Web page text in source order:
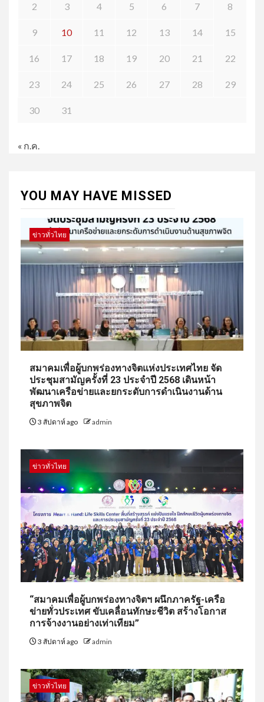
2 3 4 5 6 7 8
9 10 11 12 13 14 15
16 17 18 19 20 21 22
23 24 25 26 27 28 29
30 31
« ก.ค.
YOU MAY HAVE MISSED
ข่าวทั่วไทย
สมาคมเพื่อผู้บกพร่องทางจิตแห่งประเทศไทย จัด
ประชุมสามัญครั้งที่ 23 ประจำปี 2568 เดินหน้า
พัฒนาเครือข่ายและยกระดับการดำเนินงานด้าน
สุขภาพจิต
3 สัปดาห์ ago admin
ข่าวทั่วไทย
“สมาคมเพื่อผู้บกพร่องทางจิตฯ ผนึกภาครัฐ-เครือ
ข่ายทั่วประเทศ ขับเคลื่อนทักษะชีวิต สร้างโอกาส
การจ้างงานอย่างเท่าเทียม”
3 สัปดาห์ ago admin
ข่าวทั่วไทย